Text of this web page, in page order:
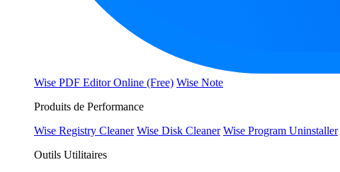
Wise PDF Editor Online (Free) Wise Note
Produits de Performance
Wise Registry Cleaner Wise Disk Cleaner Wise Program Uninstaller
Outils Utilitaires